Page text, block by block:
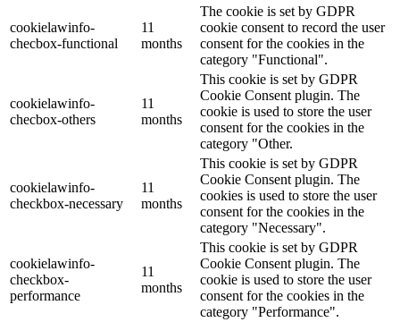
cookielawinfo-
checbox-functional
11
months
The cookie is set by GDPR
cookie consent to record the user
consent for the cookies in the
category "Functional".
cookielawinfo-
checbox-others
11
months
This cookie is set by GDPR
Cookie Consent plugin. The
cookie is used to store the user
consent for the cookies in the
category "Other.
cookielawinfo-
checkbox-necessary
11
months
This cookie is set by GDPR
Cookie Consent plugin. The
cookies is used to store the user
consent for the cookies in the
category "Necessary".
cookielawinfo-
checkbox-
performance
11
months
This cookie is set by GDPR
Cookie Consent plugin. The
cookie is used to store the user
consent for the cookies in the
category "Performance".